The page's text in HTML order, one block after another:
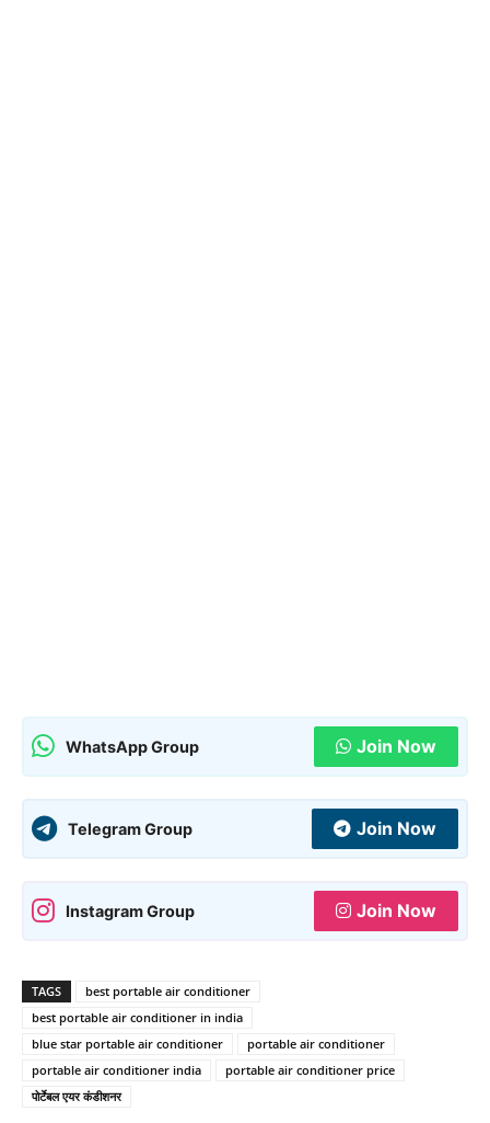
WhatsApp Group Join Now
Telegram Group Join Now
Instagram Group Join Now
TAGS
best portable air conditioner
best portable air conditioner in india
blue star portable air conditioner
portable air conditioner
portable air conditioner india
portable air conditioner price
पोर्टेबल एयर कंडीशनर